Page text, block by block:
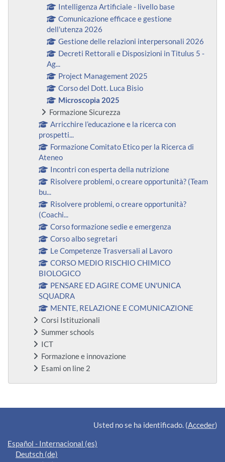
Intelligenza Artificiale - livello base
Comunicazione efficace e gestione
dell'utenza 2026
Gestione delle relazioni interpersonali 2026
Decreti Rettorali e Disposizioni in Titulus 5 -
Ag...
Project Management 2025
Corso del Dott. Luca Bisio
Microscopia 2025
Formazione Sicurezza
Arricchire l’educazione e la ricerca con
prospetti...
Formazione Comitato Etico per la Ricerca di
Ateneo
Incontri con esperta della nutrizione
Risolvere problemi, o creare opportunità? (Team
bu...
Risolvere problemi, o creare opportunità?
(Coachi...
Corso formazione sedie e emergenza
Corso albo segretari
Le Competenze Trasversali al Lavoro
CORSO MEDIO RISCHIO CHIMICO
BIOLOGICO
PENSARE ED AGIRE COME UN'UNICA
SQUADRA
MENTE, RELAZIONE E COMUNICAZIONE
Corsi Istituzionali
Summer schools
ICT
Formazione e innovazione
Esami on line 2
Bloques suplementarios
Usted no se ha identificado. (Acceder)
Español - Internacional ‎(es)‎
Deutsch ‎(de)‎